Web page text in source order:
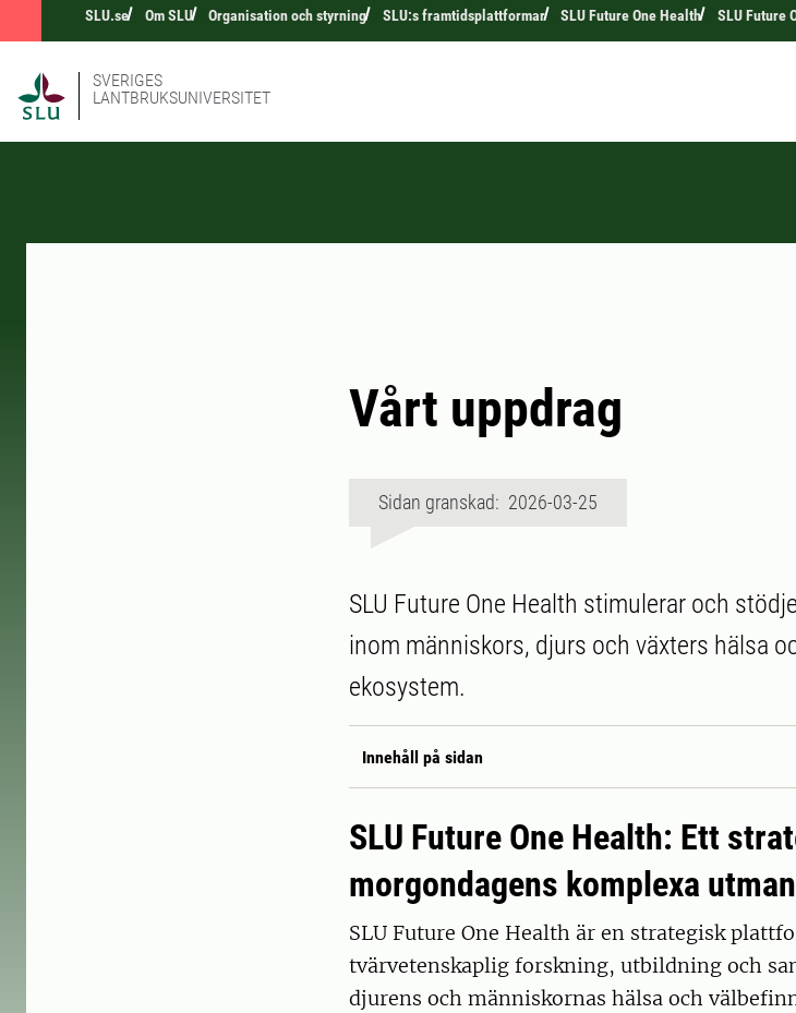
SLU.se Om SLU Organisation och styrning SLU:s framtidsplattformar SLU Future One Health SLU Future
SVERIGES
LANTBRUKSUNIVERSITET
Vårt uppdrag
Sidan granskad: 2026-03-25
SLU Future One Health stimulerar och
inom människors, djurs och växters hälsa
ekosystem.
Innehåll på sidan
SLU Future One Health: Ett
morgondagens komplexa
SLU Future One Health är en strategisk
tvärvetenskaplig forskning, utbildning och
djurens och människornas hälsa och